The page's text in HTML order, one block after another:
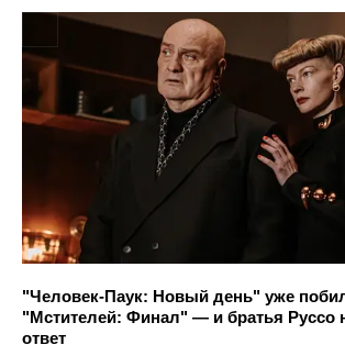
"Человек-Паук: Новый день" уже
"Мстителей: Финал" — и братья Руссо
ответ